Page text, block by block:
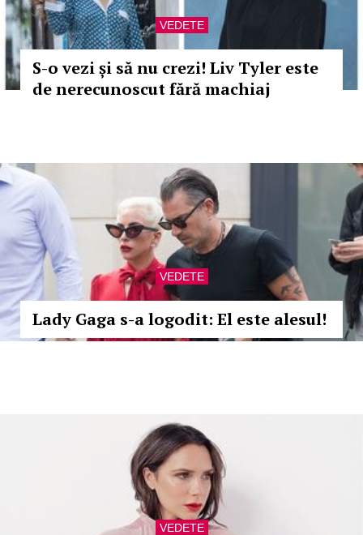
VEDETE
S-o vezi și să nu crezi! Liv Tyler este
de nerecunoscut fără machiaj
VEDETE
Lady Gaga s-a logodit: El este alesul!
VEDETE